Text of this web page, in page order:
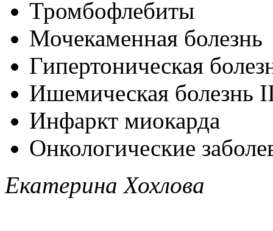
Тромбофлебиты
Мочекаменная болезнь
Гипертоническая
Ишемическая болезнь
Инфаркт миокарда
Онкологические
Екатерина Хохлова